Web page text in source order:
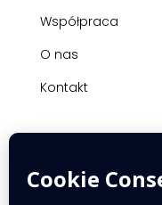
Współpraca
O nas
Kontakt